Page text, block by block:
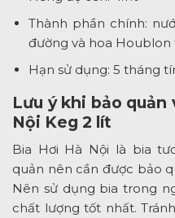
Thành phần chính:
đường và hoa
Hạn sử dụng: 5 tháng
Lưu ý khi bảo quản
Nội Keg 2 lít
Bia Hơi Hà Nội là bia
quản nên cần được bảo
Nên sử dụng bia trong
chất lượng tốt nhất.